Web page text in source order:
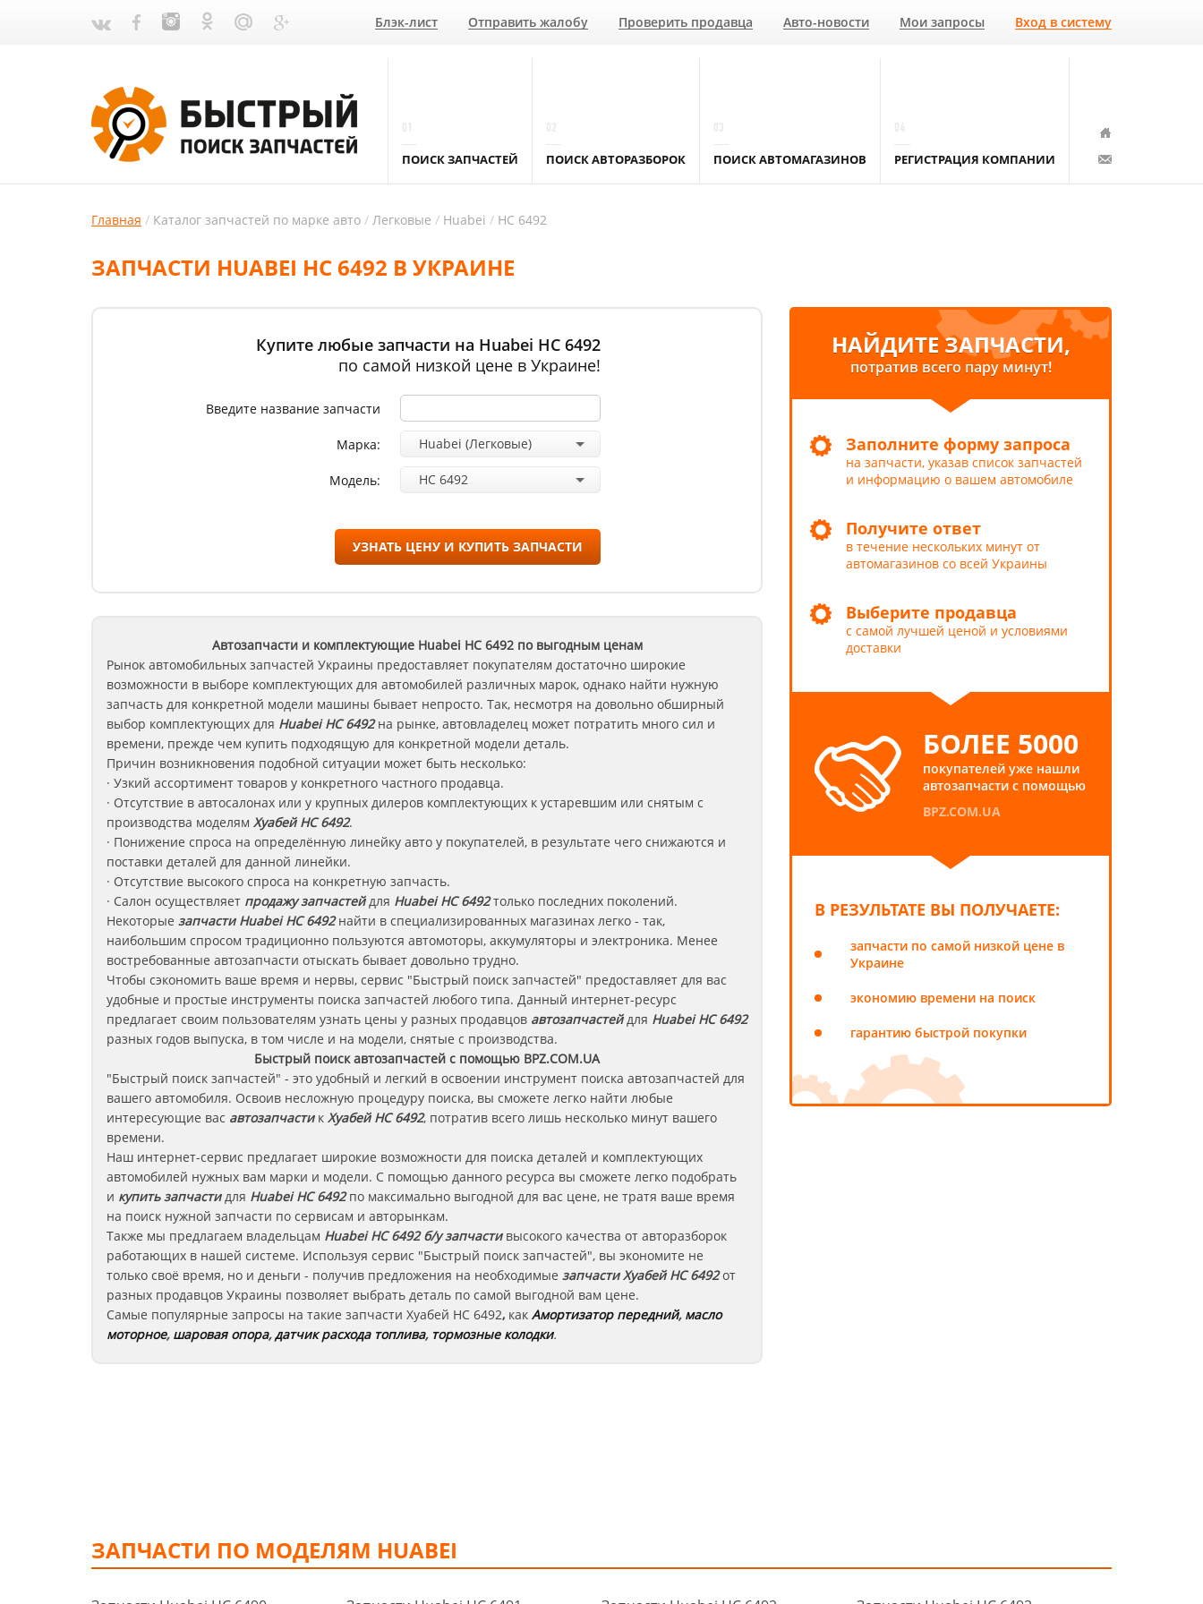
Блэк-лист Отправить жалобу Проверить продавца Авто-новости Мои запросы Вход в систему
ПОИСК ЗАПЧАСТЕЙ ПОИСК АВТОРАЗБОРОК ПОИСК АВТОМАГАЗИНОВ РЕГИСТРАЦИЯ КОМПАНИИ
Главная Каталог запчастей по марке авто Легковые Huabei HC 6492
ЗАПЧАСТИ HUABEI HC 6492 В УКРАИНЕ
Купите любые запчасти на Huabei HC 6492
по самой низкой цене в Украине!
Введите название запчасти
Марка: Huabei (Легковые)
Модель: HC 6492
УЗНАТЬ ЦЕНУ И КУПИТЬ ЗАПЧАСТИ
Автозапчасти и комплектующие Huabei HC 6492по выгодным ценам
Рынок автомобильных запчастей Украины предоставляет покупателям достаточно широкие
возможности в выборе комплектующих для автомобилей различных марок, однако найти нужную
запчасть для конкретной модели машины бывает непросто. Так, несмотря на довольно обширный
выбор комплектующих для Huabei HC 6492на рынке, автовладелец может потратить много сил и
времени, прежде чем купить подходящую для конкретной модели деталь.
Причин возникновения подобной ситуации может быть несколько:
· Узкий ассортимент товаров у конкретного частного продавца.
· Отсутствие в автосалонах или у крупных дилеров комплектующих к устаревшим или снятым с
производства моделям ХуабейHC 6492.
· Понижение спроса на определённую линейку авто у покупателей, в результате чего снижаются и
поставки деталей для данной линейки.
· Отсутствие высокого спроса на конкретную запчасть.
· Салон осуществляет продажу запчастейдля Huabei HC 6492только последних поколений.
Некоторые запчасти Huabei HC 6492найти в специализированных магазинах легко - так,
наибольшим спросом традиционно пользуются автомоторы, аккумуляторы и электроника. Менее
востребованные автозапчасти отыскать бывает довольно трудно.
Чтобы сэкономить ваше время и нервы, сервис "Быстрый поиск запчастей" предоставляет для вас
удобные и простые инструменты поиска запчастей любого типа. Данный интернет-ресурс
предлагает своим пользователям узнать цены у разных продавцов автозапчастейдля Huabei HC 6492
разных годов выпуска, в том числе и на модели, снятые с производства.
Быстрый поиск автозапчастей с помощью BPZ.COM.UA
"Быстрый поиск запчастей" - это удобный и легкий в освоении инструмент поиска автозапчастей для
вашего автомобиля. Освоив несложную процедуру поиска, вы сможете легко найти любые
интересующие вас автозапчастик Хуабей HC 6492, потратив всего лишь несколько минут вашего
времени.
Наш интернет-сервис предлагает широкие возможности для поиска деталей и комплектующих
автомобилей нужных вам марки и модели. С помощью данного ресурса вы сможете легко подобрать
и купить запчастидля Huabei HC 6492по максимально выгодной для вас цене, не тратя ваше время
на поиск нужной запчасти по сервисам и авторынкам.
Также мы предлагаем владельцам Huabei HC 6492б/у запчастивысокого качества от авторазборок
работающих в нашей системе. Используя сервис "Быстрый поиск запчастей", вы экономите не
только своё время, но и деньги - получив предложения на необходимые запчастиХуабей HC 6492от
разных продавцов Украины позволяет выбрать деталь по самой выгодной вам цене.
Самые популярные запросы на такие запчасти Хуабей HC 6492, как Амортизатор передний, масло
моторное, шаровая опора,датчик расхода топлива, тормозные колодки.
НАЙДИТЕ ЗАПЧАСТИ,
потратив всего пару минут!
Заполните форму запроса
на запчасти, указав список запчастей
и информацию о вашем автомобиле
Получите ответ
в течение нескольких минут от
автомагазинов со всей Украины
Выберите продавца
с самой лучшей ценой и условиями
доставки
БОЛЕЕ 5000
покупателей уже нашли
автозапчасти с помощью
BPZ.COM.UA
В РЕЗУЛЬТАТЕ ВЫ ПОЛУЧАЕТЕ:
запчасти по самой низкой цене в
Украине
экономию времени на поиск
гарантию быстрой покупки
ЗАПЧАСТИ ПО МОДЕЛЯМ HUABEI